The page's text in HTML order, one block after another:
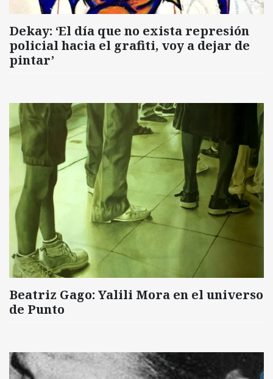
Dekay: ‘El día que no exista represión
policial hacia el grafiti, voy a dejar de
pintar’
Beatriz Gago: Yalili Mora en el universo
de Punto